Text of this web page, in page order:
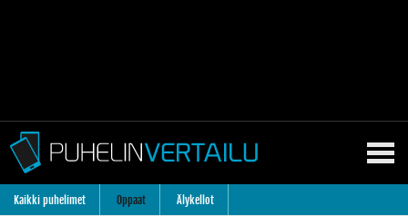
Kaikki puhelimet Oppaat Älykellot